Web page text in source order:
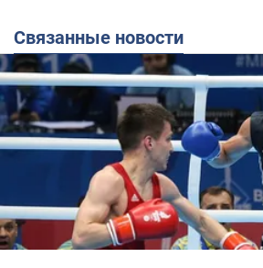
Связанные новости